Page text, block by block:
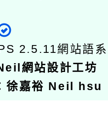
2.5.11網站語
網站設計工坊
徐嘉裕 Neil hsu